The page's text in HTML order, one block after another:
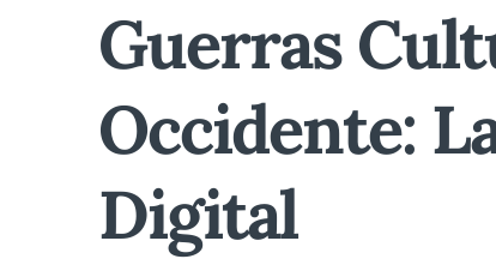
Guerras
Occidente:
Digital